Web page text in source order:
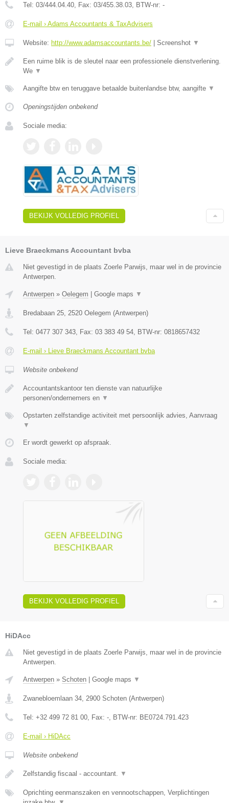
Tel: 03/444.04.40 , Fax: 03/455.38.03 , BTW-nr: -
E-mail › Adams Accountants & TaxAdvisers
Website: http://www.adamsaccountants.be/ Screenshot ▼
Een ruime blik is de sleutel naar een professionele dienstverlening.
We ▼
Aangifte btw en teruggave betaalde buitenlandse btw, aangifte ▼
Openingstijden onbekend
Sociale media:
BEKIJK VOLLEDIG PROFIEL
Lieve Braeckmans Accountant bvba
Niet gevestigd in de plaats Zoerle Parwijs, maar wel in de provincie
Antwerpen.
Antwerpen » Oelegem Google maps ▼
Bredabaan 25, 2520 Oelegem (Antwerpen)
Tel: 0477 307 343, Fax: 03 383 49 54, BTW-nr: 0818657432
E-mail › Lieve Braeckmans Accountant bvba
Website onbekend
Accountantskantoor ten dienste van natuurlijke
personen/ondernemers en ▼
Opstarten zelfstandige activiteit met persoonlijk advies, Aanvraag
▼
Er wordt gewerkt op afspraak.
Sociale media:
BEKIJK VOLLEDIG PROFIEL
HiDAcc
Niet gevestigd in de plaats Zoerle Parwijs, maar wel in de provincie
Antwerpen.
Antwerpen » Schoten Google maps ▼
Zwanebloemlaan 34 2900 Schoten (Antwerpen)
Tel: +32 499 72 81 00 , Fax: - , BTW-nr: BE0724.791.423
E-mail › HiDAcc
Website onbekend
Zelfstandig fiscaal - accountant. ▼
Oprichting eenmanszaken en vennootschappen, Verplichtingen